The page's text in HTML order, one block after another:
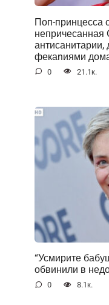
Поп-принцесса
непричесанная
фекаnиями
0 21.1к.
“Усмирите
обвинили в
0 8.1к.